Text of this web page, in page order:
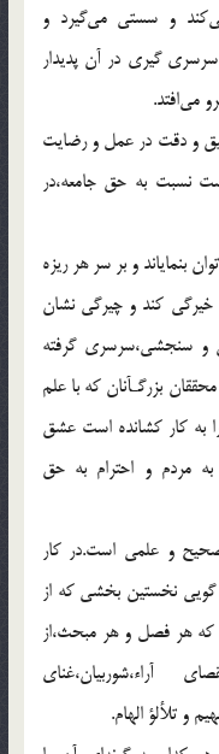
و سستى مى‌گيرد و
گيرى در آن پديدار
مى‌افتد.
و دقت در عمل و رضايت
نسبت به حق جامعه،در
بنماياند و بر سر هر ريزه
خيرگى كند و چيرگى نشان
و سنجشى،سرسرى گرفته
بزرگـآنان كه با علم
به كار كشانده است عشق
مردم و احترام به حق
و علمى است.در كار
گويى نخستين بخشى كه از
هر فصل و هر مبحث،از
آراء،شوربيان،غناى
و تلألؤ الهام.